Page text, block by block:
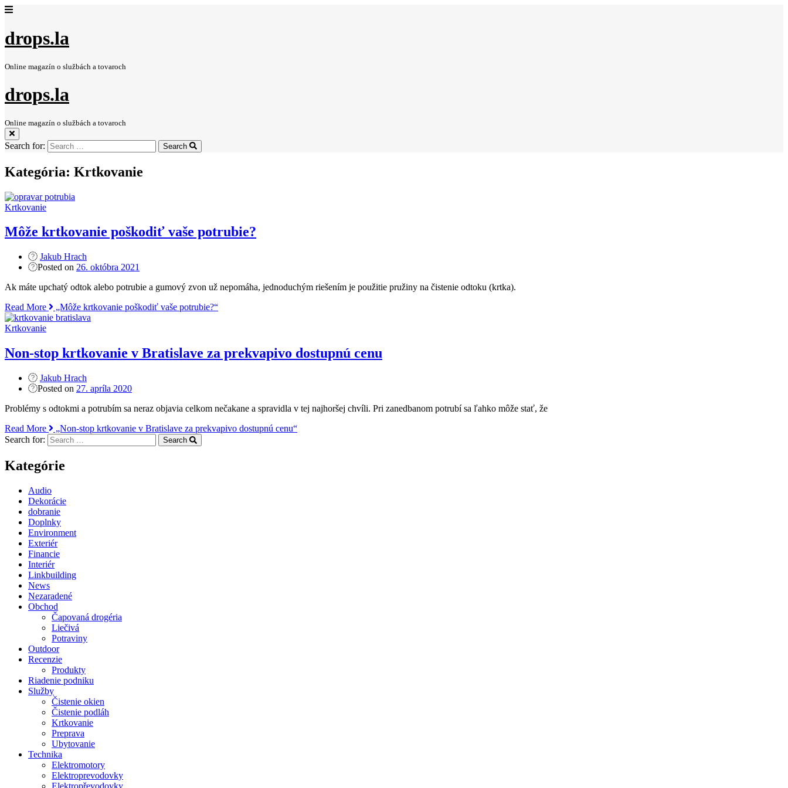
drops.la
Online magazín o službách a tovaroch
drops.la
Online magazín o službách a tovaroch
Search for: Search
Kategória: Krtkovanie
Krtkovanie
Môže krtkovanie poškodiť vaše potrubie?
Jakub Hrach
Posted on 26. októbra 2021
Ak máte upchatý odtok alebo potrubie a gumový zvon už nepomáha, jednoduchým riešením je použitie pružiny na čistenie odtoku (krtka).
Read More
„Môže krtkovanie poškodiť vaše potrubie?“
Krtkovanie
Non-stop krtkovanie v Bratislave za prekvapivo dostupnú cenu
Jakub Hrach
Posted on 27. apríla 2020
Problémy s odtokmi a potrubím sa neraz objavia celkom nečakane a spravidla v tej najhoršej chvíli. Pri zanedbanom potrubí sa ľahko môže stať, že
Read More
„Non-stop krtkovanie v Bratislave za prekvapivo dostupnú cenu“
Search for:
Search
Kategórie
Audio
Dekorácie
dobranie
Doplnky
Environment
Exteriér
Financie
Interiér
Linkbuilding
News
Nezaradené
Obchod
Čapovaná drogéria
Liečivá
Potraviny
Outdoor
Recenzie
Produkty
Riadenie podniku
Služby
Čistenie okien
Čistenie podláh
Krtkovanie
Preprava
Ubytovanie
Technika
Elektromotory
Elektroprevodovky
Elektropřevodovky